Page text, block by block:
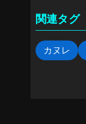
関連タグ
カヌレ